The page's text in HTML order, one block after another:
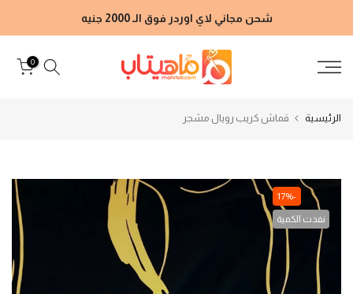
إلى
شحن مجاني لاي اوردر فوق الـ 2000 جنيه
0
الرئيسية قماش كريب رويال مشجر
-17%
نفدت الكمية